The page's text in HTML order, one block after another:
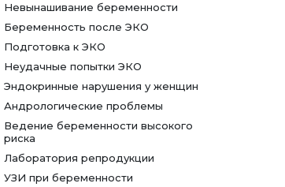
Невынашивание беременности
Беременность после ЭКО
Подготовка к ЭКО
Неудачные попытки ЭКО
Эндокринные нарушения у женщин
Андрологические проблемы
Ведение беременности высокого
риска
Лаборатория репродукции
УЗИ при беременности